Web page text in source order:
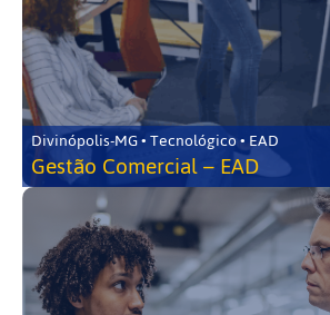
Divinópolis-MG • Tecnológico • EAD
Gestão Comercial – EAD